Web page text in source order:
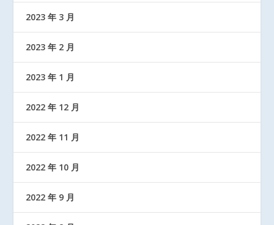
2023 年 3 月
2023 年 2 月
2023 年 1 月
2022 年 12 月
2022 年 11 月
2022 年 10 月
2022 年 9 月